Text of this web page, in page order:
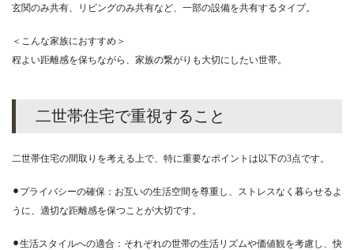
玄関のみ共有、リビングのみ共有など、一部の設備を共有するタイプ。
＜こんな家族におすすめ＞
程よい距離感を保ちながら、家族の繋がりも大切にしたい世帯。
二世帯住宅で重視すること
二世帯住宅の間取りを考える上で、特に重要なポイントは以下の3点です。
⚫︎プライバシーの確保：お互いの生活空間を尊重し、ストレスなく暮らせるよ
うに、適切な距離感を保つことが大切です。
⚫︎生活スタイルへの適合：それぞれの世帯の生活リズムや価値観を考慮し、快